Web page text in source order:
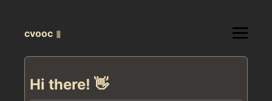
cvooc ▮
Hi there! 👋